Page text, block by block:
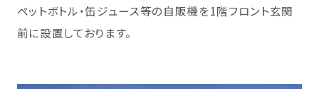
ペットボトル・缶ジュース等の自販機を1階フロント玄関
前に設置しております。